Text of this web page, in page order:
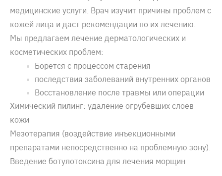
медицинские услуги. Врач изучит причины проблем с
кожей лица и даст рекомендации по их лечению.
Мы предлагаем лечение дерматологических и
косметических проблем:
Борется с процессом старения
последствия заболеваний внутренних органов
Восстановление после травмы или операции
Химический пилинг: удаление огрубевших слоев
кожи
Мезотерапия (воздействие инъекционными
препаратами непосредственно на проблемную зону).
Введение ботулотоксина для лечения морщин